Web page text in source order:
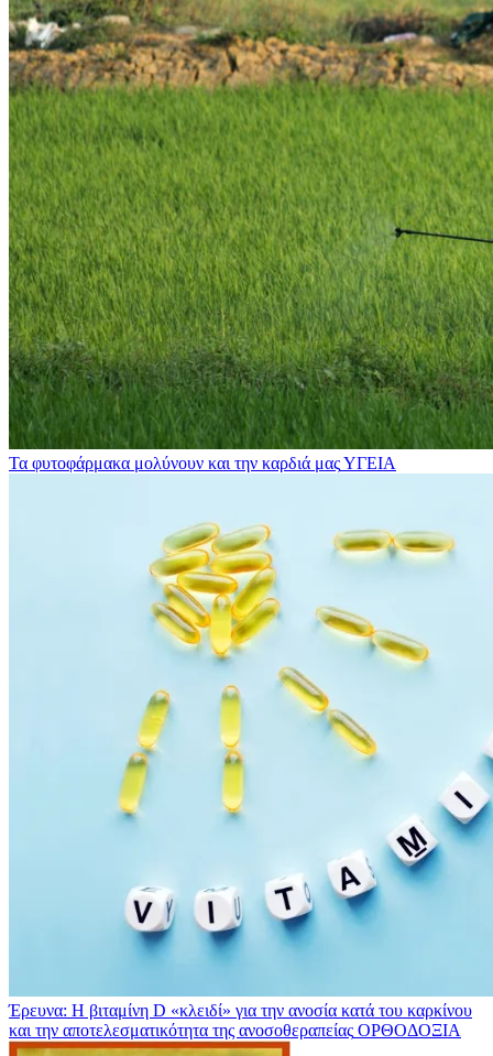
Τα φυτοφάρμακα μολύνουν και την καρδιά μαςΥΓΕΙΑ
Έρευνα: Η βιταμίνη D «κλειδί» για την ανοσία κατά του καρκίνου
και την αποτελεσματικότητα της ανοσοθεραπείας ΟΡΘΟΔΟΞΙΑ